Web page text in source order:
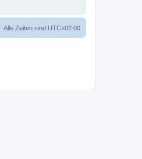
Alle Zeiten sind UTC+02:00